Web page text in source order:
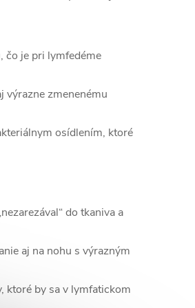
čo je pri lymfedéme
výrazne zmenenému
osídlením, ktoré
do tkaniva a
aj na nohu s výrazným
ktoré by sa v lymfatickom